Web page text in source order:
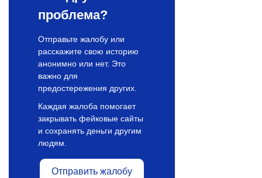
проблема?
Отправьте жалобу или
расскажите свою историю
анонимно или нет. Это
важно для
предостережения других.
Каждая жалоба помогает
закрывать фейковые сайты
и сохранять деньги другим
людям.
Отправить жалобу